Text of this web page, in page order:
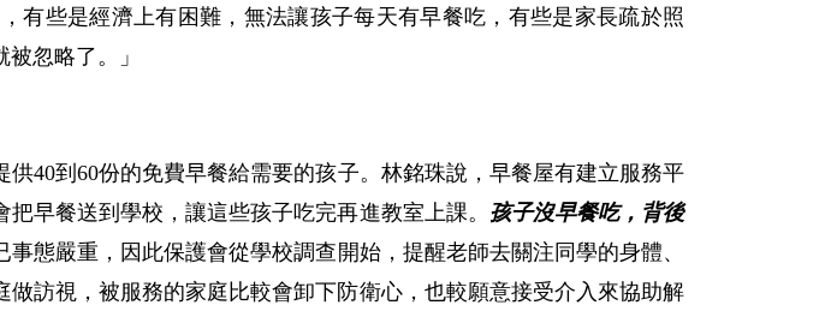
有些是經濟上有困難，無法讓孩子每天有早餐吃，有些是家長疏於照
忽略了。」
供40到60份的免費早餐給需要的孩子。林銘珠說，早餐屋有建立服務平
早餐送到學校，讓這些孩子吃完再進教室上課。 孩子沒早餐吃，背後
態嚴重，因此保護會從學校調查開始，提醒老師去關注同學的身體、
訪視，被服務的家庭比較會卸下防衛心，也較願意接受介入來協助解